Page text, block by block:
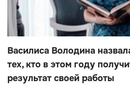
Василиса Володина
тех, кто в этом году
результат своей работы